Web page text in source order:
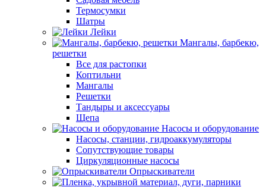
Термосумки
Шатры
Лейки
Мангалы, барбекю,
решетки
Все для растопки
Коптильни
Мангалы
Решетки
Тандыры и аксессуары
Щепа
Насосы и оборудование
Насосы, станции, гидроаккумуляторы
Сопутствующие товары
Циркуляционные насосы
Опрыскиватели